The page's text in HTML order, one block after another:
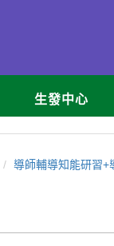
生發中心
導師輔導知能研習+